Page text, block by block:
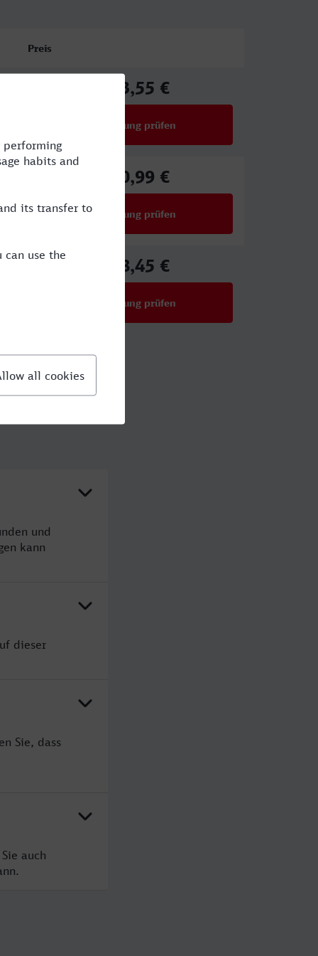
Preis
273,55 €
Verbindung prüfen
150,99 €
Verbindung prüfen
278,45 €
Verbindung prüfen
und
kann
dieser
Sie, dass
auch